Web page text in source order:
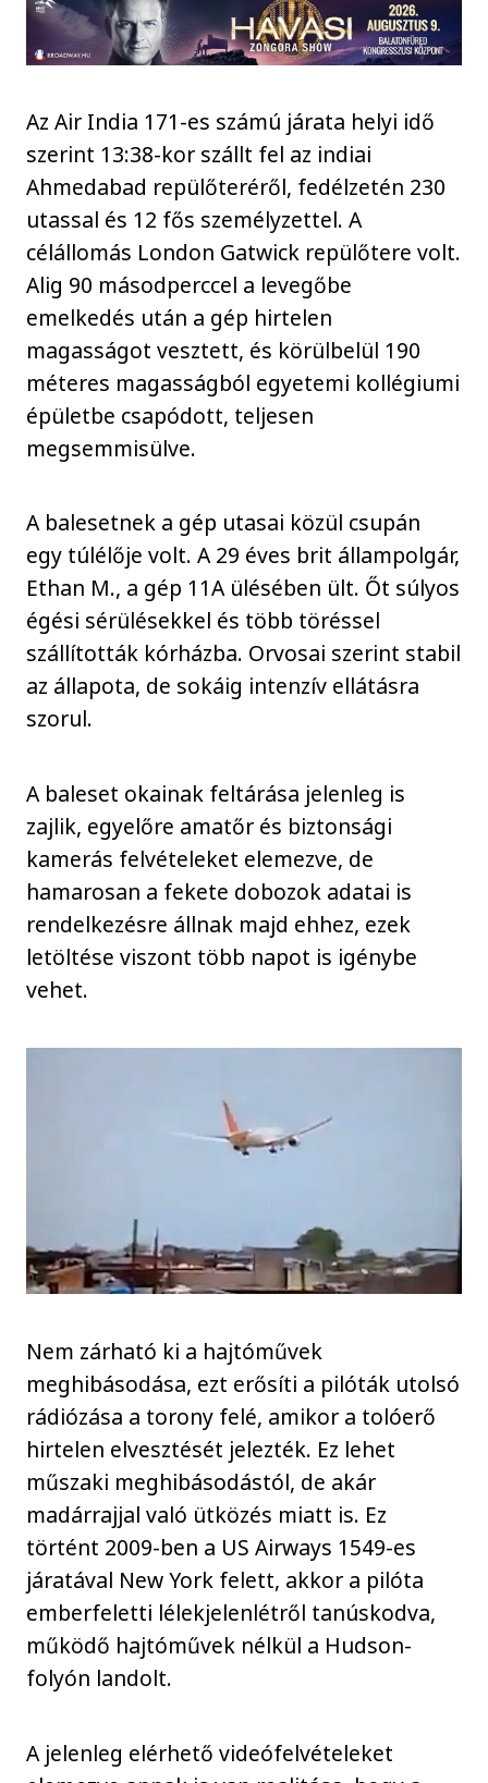
Az Air India 171-es számú járata helyi idő
szerint 13:38-kor szállt fel az indiai
Ahmedabad repülőteréről, fedélzetén 230
utassal és 12 fős személyzettel. A
célállomás London Gatwick repülőtere volt.
Alig 90 másodperccel a levegőbe
emelkedés után a gép hirtelen
magasságot vesztett, és körülbelül 190
méteres magasságból egyetemi kollégiumi
épületbe csapódott, teljesen
megsemmisülve.
A balesetnek a gép utasai közül csupán
egy túlélője volt. A 29 éves brit állampolgár,
Ethan M., a gép 11A ülésében ült. Őt súlyos
égési sérülésekkel és több töréssel
szállították kórházba. Orvosai szerint stabil
az állapota, de sokáig intenzív ellátásra
szorul.
A baleset okainak feltárása jelenleg is
zajlik, egyelőre amatőr és biztonsági
kamerás felvételeket elemezve, de
hamarosan a fekete dobozok adatai is
rendelkezésre állnak majd ehhez, ezek
letöltése viszont több napot is igénybe
vehet.
Nem zárható ki a hajtóművek
meghibásodása, ezt erősíti a pilóták utolsó
rádiózása a torony felé, amikor a tolóerő
hirtelen elvesztését jelezték. Ez lehet
műszaki meghibásodástól, de akár
madárrajjal való ütközés miatt is. Ez
történt 2009-ben a US Airways 1549-es
járatával New York felett, akkor a pilóta
emberfeletti lélekjelenlétről tanúskodva,
működő hajtóművek nélkül a Hudson-
folyón landolt.
A jelenleg elérhető videófelvételeket